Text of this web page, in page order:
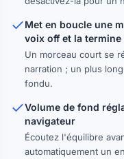
Met en boucle une
voix off et la
Un morceau court se
narration ; un plus
fondu.
Volume de fond
navigateur
Écoutez l'équilibre
automatiquement un